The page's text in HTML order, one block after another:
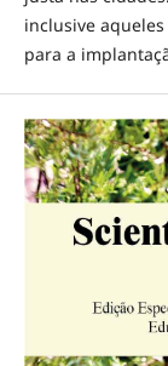
inclusive
para a